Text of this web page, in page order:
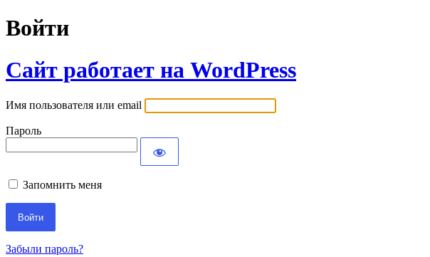
Войти
Сайт работает на WordPress
Имя пользователя или email
Пароль
Запомнить меня
Забыли пароль?